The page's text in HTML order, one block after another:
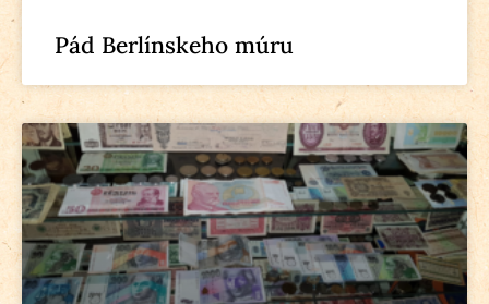
Pád Berlínskeho múru